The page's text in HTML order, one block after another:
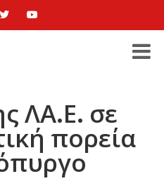
ΛΑ.Ε. σε
πορεία